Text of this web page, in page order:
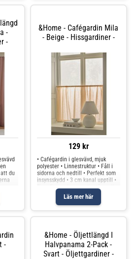
-
-
du
&Home - Cafégardin Mila
- Beige - Hissgardiner -
129 kr
Läs mer här
• Cafégardin i glesvävd, mjuk
polyester • Linnestruktur • Fåll i
sidorna och nedtill • Perfekt som
insynsskydd • 3 cm kanal upptill •
Tips: En smalare gardinstång eller
gardinspiral kan användas
Produkten innehåller spårbart,
återvunnet material och
-
&Home - Öljettlängd I
Halvpanama 2-Pack -
Svart - Öljettgardiner -